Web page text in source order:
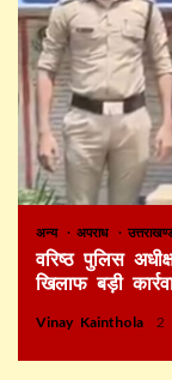
अन्य अपराध
वरिष्ठ पुलिस
खिलाफ बड़ी
Vinay Kainthola 2